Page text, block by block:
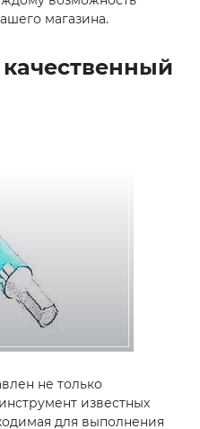
магазина.
не только
известных
для выполнения